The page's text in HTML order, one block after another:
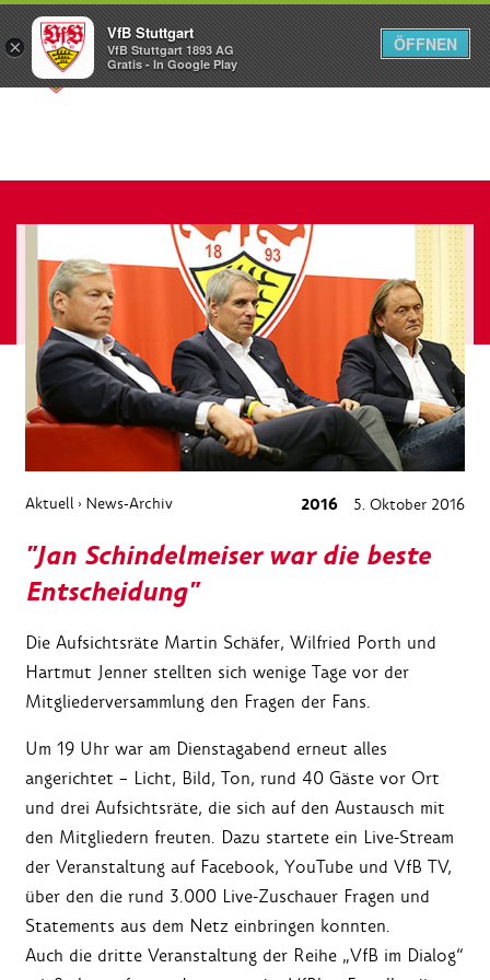
Menü
Aktuell › News-Archiv 2016 5. Oktober 2016
"Jan Schindelmeiser war die beste
Entscheidung"
Die Aufsichtsräte Martin Schäfer, Wilfried Porth und
Hartmut Jenner stellten sich wenige Tage vor der
Mitgliederversammlung den Fragen der Fans.
Um 19 Uhr war am Dienstagabend erneut alles
angerichtet – Licht, Bild, Ton, rund 40 Gäste vor Ort
und drei Aufsichtsräte, die sich auf den Austausch mit
den Mitgliedern freuten. Dazu startete ein Live-Stream
der Veranstaltung auf Facebook, YouTube und VfB TV,
über den die rund 3.000 Live-Zuschauer Fragen und
Statements aus dem Netz einbringen konnten.
Auch die dritte Veranstaltung der Reihe „VfB im Dialog“
×
VfB Stuttgart
VfB Stuttgart 1893 AG
Gratis - In Google Play
ÖFFNEN